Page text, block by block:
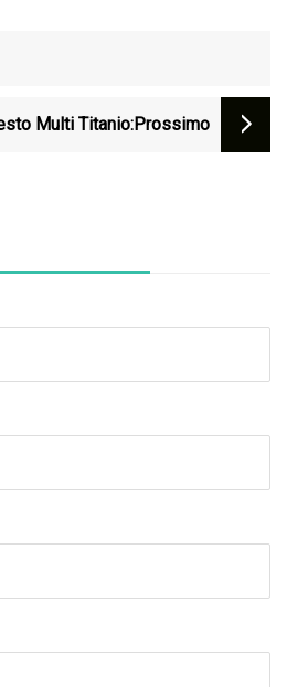
Multi Titanio:Prossimo